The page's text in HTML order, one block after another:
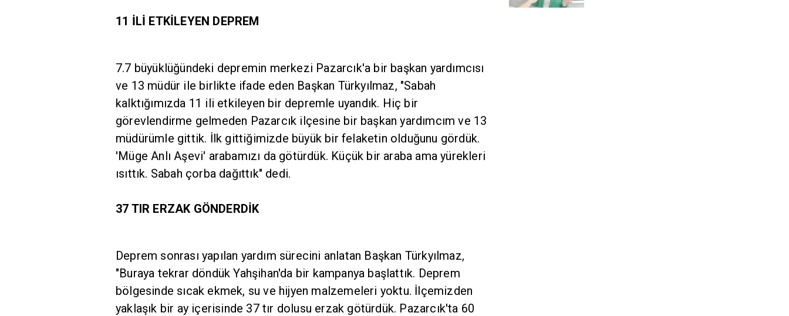
11 İLİ ETKİLEYEN DEPREM
7.7 büyüklüğündeki depremin merkezi Pazarcık'a bir başkan yardımcısı
ve 13 müdür ile birlikte ifade eden Başkan Türkyılmaz, "Sabah
kalktığımızda 11 ili etkileyen bir depremle uyandık. Hiç bir
görevlendirme gelmeden Pazarcık ilçesine bir başkan yardımcım ve 13
müdürümle gittik. İlk gittiğimizde büyük bir felaketin olduğunu gördük.
'Müge Anlı Aşevi' arabamızı da götürdük. Küçük bir araba ama yürekleri
ısıttık. Sabah çorba dağıttık" dedi.
37 TIR ERZAK GÖNDERDİK
Deprem sonrası yapılan yardım sürecini anlatan Başkan Türkyılmaz,
"Buraya tekrar döndük Yahşihan'da bir kampanya başlattık. Deprem
bölgesinde sıcak ekmek, su ve hijyen malzemeleri yoktu. İlçemizden
yaklaşık bir ay içerisinde 37 tır dolusu erzak götürdük. Pazarcık'ta 60